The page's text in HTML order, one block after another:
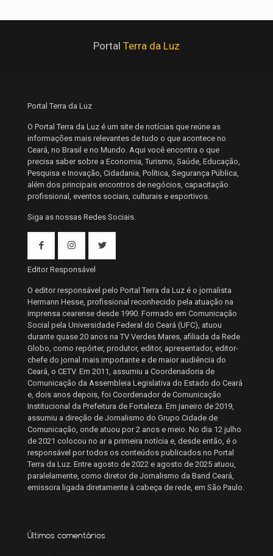
Portal Terra da Luz
Portal Terra da Luz
O Portal Terra da Luz é um site de notícias que reúne as
informações mais relevantes de tudo o que acontece no
Ceará, no Brasil e no Mundo. Aqui você encontra o que
precisa saber sobre a Economia, Turismo, Saúde, Educação,
Pesquisa e Inovação, Cidadania, Política, Segurança Pública,
além dos principais encontros de negócios, capacitação
profissional, eventos sociais, culturais e esportivos.
Siga as nossas Redes Sociais.
Editor Responsável
O editor responsável pelo Portal Terra da Luz é o jornalista
Hermann Hesse, profissional reconhecido pela atuação na
imprensa cearense desde 1990. Formado em Comunicação
Social pela Universidade Federal do Ceará (UFC), atuou
durante quase 20 anos na TV Verdes Mares, afiliada da Rede
Globo, como repórter, produtor, editor, apresentador, editor-
chefe do jornal mais importante e de maior audiência do
Ceará, o CETV. Em 2011, assumiu a Coordenadoria de
Comunicação da Assembleia Legislativa do Estado do Ceará
e, dois anos depois, foi Coordenador de Comunicação
Institucional da Prefeitura de Fortaleza. Em janeiro de 2019,
assumiu a direção de Jornalismo do Grupo Cidade de
Comunicação, onde atuou por 2 anos e meio. No dia 12 julho
de 2021 colocou no ar a primeira notícia e, desde então, é o
responsável por todos os conteúdos publicados no Portal
Terra da Luz. Entre agosto de 2022 e agosto de 2025 atuou,
paralelamente, como diretor de Jornalismo da Band Ceará,
emissora ligada diretamente à cabeça de rede, em São Paulo.
Últimos comentários